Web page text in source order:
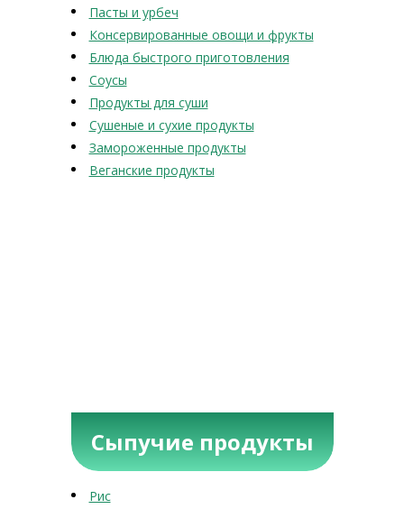
Пасты и урбеч
Консервированные овощи и фрукты
Блюда быстрого приготовления
Соусы
Продукты для суши
Сушеные и сухие продукты
Замороженные продукты
Веганские продукты
Сыпучие продукты
Рис